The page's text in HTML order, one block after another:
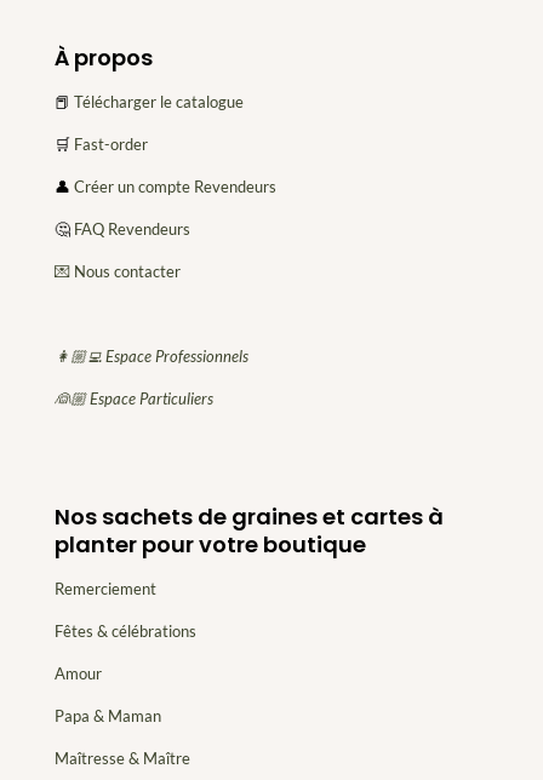
À propos
📕 Télécharger le catalogue
🛒 Fast-order
👤 Créer un compte Revendeurs
🤔 FAQ Revendeurs
💌 Nous contacter
👩🏼‍💻 Espace Professionnels
👰🏼 Espace Particuliers
Nos sachets de graines et cartes à
planter pour votre boutique
Remerciement
Fêtes & célébrations
Amour
Papa & Maman
Maîtresse & Maître